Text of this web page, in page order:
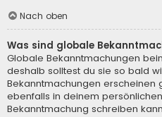
Nach oben
Was sind globale
Globale Bekanntmachungen
deshalb solltest du sie so bald
Bekanntmachungen erscheinen
ebenfalls in deinem
Bekanntmachung schreiben